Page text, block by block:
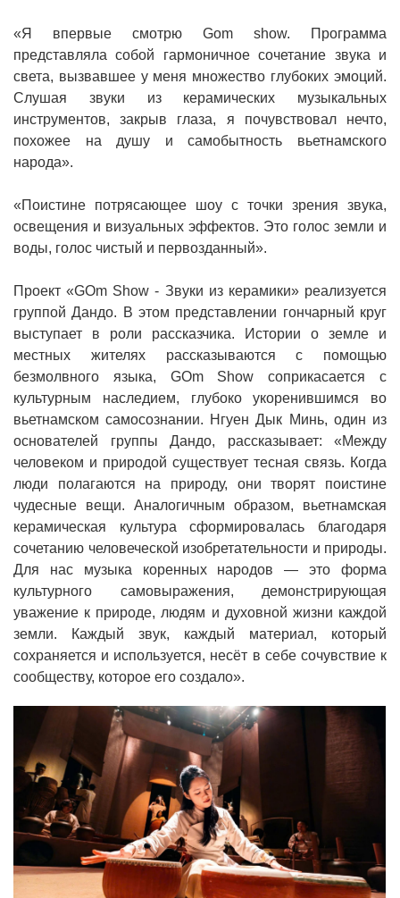
«Я впервые смотрю Gom show. Программа
представляла собой гармоничное сочетание звука и
света, вызвавшее у меня множество глубоких эмоций.
Слушая звуки из керамических музыкальных
инструментов, закрыв глаза, я почувствовал нечто,
похожее на душу и самобытность вьетнамского
народа».
«Поистине потрясающее шоу с точки зрения звука,
освещения и визуальных эффектов. Это голос земли и
воды, голос чистый и первозданный».
Проект «GOm Show - Звуки из керамики» реализуется
группой Дандо. В этом представлении гончарный круг
выступает в роли рассказчика. Истории о земле и
местных жителях рассказываются с помощью
безмолвного языка, GOm Show соприкасается с
культурным наследием, глубоко укоренившимся во
вьетнамском самосознании. Нгуен Дык Минь, один из
основателей группы Дандо, рассказывает: «Между
человеком и природой существует тесная связь. Когда
люди полагаются на природу, они творят поистине
чудесные вещи. Аналогичным образом, вьетнамская
керамическая культура сформировалась благодаря
сочетанию человеческой изобретательности и природы.
Для нас музыка коренных народов — это форма
культурного самовыражения, демонстрирующая
уважение к природе, людям и духовной жизни каждой
земли. Каждый звук, каждый материал, который
сохраняется и используется, несёт в себе сочувствие к
сообществу, которое его создало».